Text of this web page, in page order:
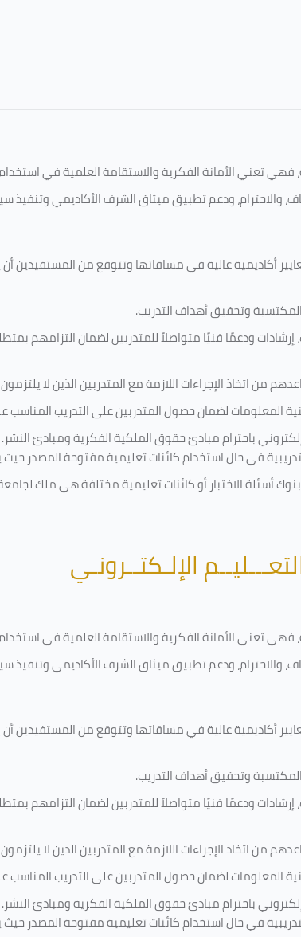
فهي تعني الأمانة الفكرية والاستقامة العلمية في
والاحترام، ودعم تطبيق ميثاق الشرف الأكاديمي وتنفيذ
أكاديمية عالية في مساقاتها وتتوقع من المستفيدين
وتحقيق أهداف التدريب.
ودعمًا فنيًا متواصلاً للمتدربين لضمان التزامهم
من اتخاذ الإجراءات اللازمة مع المتدربين الذين لا
المعلومات لضمان حصول المتدربين على التدريب المناسب
باحترام مبادئ حقوق الملكية الفكرية ومبادئ
في حال استخدام كائنات تعليمية مفتوحة المصدر
أسئلة الاختبار أو كائنات تعليمية مختلفة هي ملك
الإلـكتــرونـي
فهي تعني الأمانة الفكرية والاستقامة العلمية في
والاحترام، ودعم تطبيق ميثاق الشرف الأكاديمي وتنفيذ
أكاديمية عالية في مساقاتها وتتوقع من المستفيدين
وتحقيق أهداف التدريب.
ودعمًا فنيًا متواصلاً للمتدربين لضمان التزامهم
من اتخاذ الإجراءات اللازمة مع المتدربين الذين لا
المعلومات لضمان حصول المتدربين على التدريب المناسب
باحترام مبادئ حقوق الملكية الفكرية ومبادئ
في حال استخدام كائنات تعليمية مفتوحة المصدر